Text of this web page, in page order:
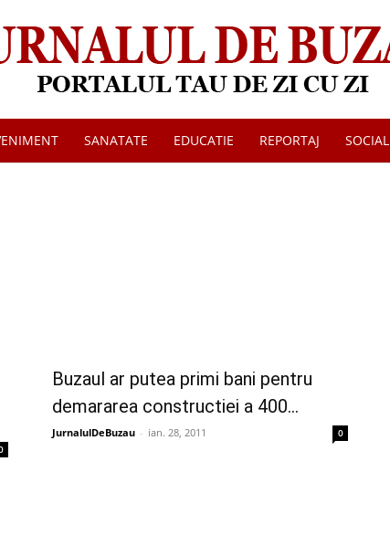
Buzau
SANATATE EDUCATIE REPORTAJ SOCIAL
Buzaul ar putea primi bani pentru
demararea constructiei a 400...
JurnalulDeBuzau - ian. 28, 2011 0